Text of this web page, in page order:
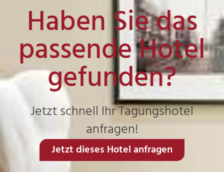
Haben Sie das
passende Hotel
gefunden?
Jetzt schnell Ihr Tagungshotel
anfragen!
Jetzt dieses Hotel anfragen